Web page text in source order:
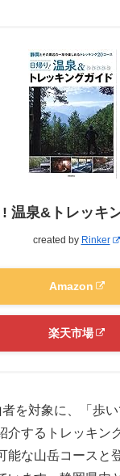
! 温泉&トレッキ
created by Rinker
Amazon
楽天市場
を対象に、「歩
介するトレッキン
能な山岳コースと